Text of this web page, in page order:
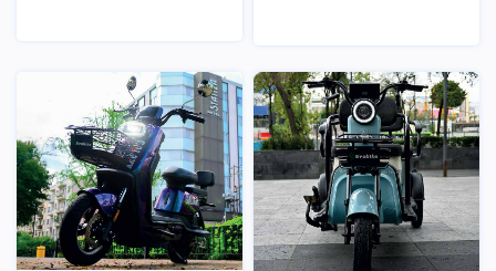
Vista